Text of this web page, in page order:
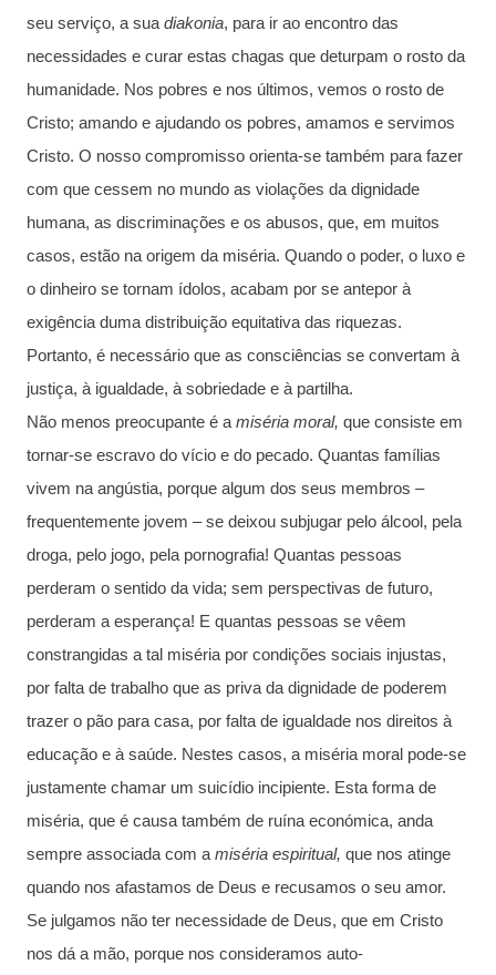
seu serviço, a sua diakonia, para ir ao encontro das
necessidades e curar estas chagas que deturpam o rosto da
humanidade. Nos pobres e nos últimos, vemos o rosto de
Cristo; amando e ajudando os pobres, amamos e servimos
Cristo. O nosso compromisso orienta-se também para fazer
com que cessem no mundo as violações da dignidade
humana, as discriminações e os abusos, que, em muitos
casos, estão na origem da miséria. Quando o poder, o luxo e
o dinheiro se tornam ídolos, acabam por se antepor à
exigência duma distribuição equitativa das riquezas.
Portanto, é necessário que as consciências se convertam à
justiça, à igualdade, à sobriedade e à partilha.
Não menos preocupante é a miséria moral, que consiste em
tornar-se escravo do vício e do pecado. Quantas famílias
vivem na angústia, porque algum dos seus membros –
frequentemente jovem – se deixou subjugar pelo álcool, pela
droga, pelo jogo, pela pornografia! Quantas pessoas
perderam o sentido da vida; sem perspectivas de futuro,
perderam a esperança! E quantas pessoas se vêem
constrangidas a tal miséria por condições sociais injustas,
por falta de trabalho que as priva da dignidade de poderem
trazer o pão para casa, por falta de igualdade nos direitos à
educação e à saúde. Nestes casos, a miséria moral pode-se
justamente chamar um suicídio incipiente. Esta forma de
miséria, que é causa também de ruína económica, anda
sempre associada com a miséria espiritual, que nos atinge
quando nos afastamos de Deus e recusamos o seu amor.
Se julgamos não ter necessidade de Deus, que em Cristo
nos dá a mão, porque nos consideramos auto-